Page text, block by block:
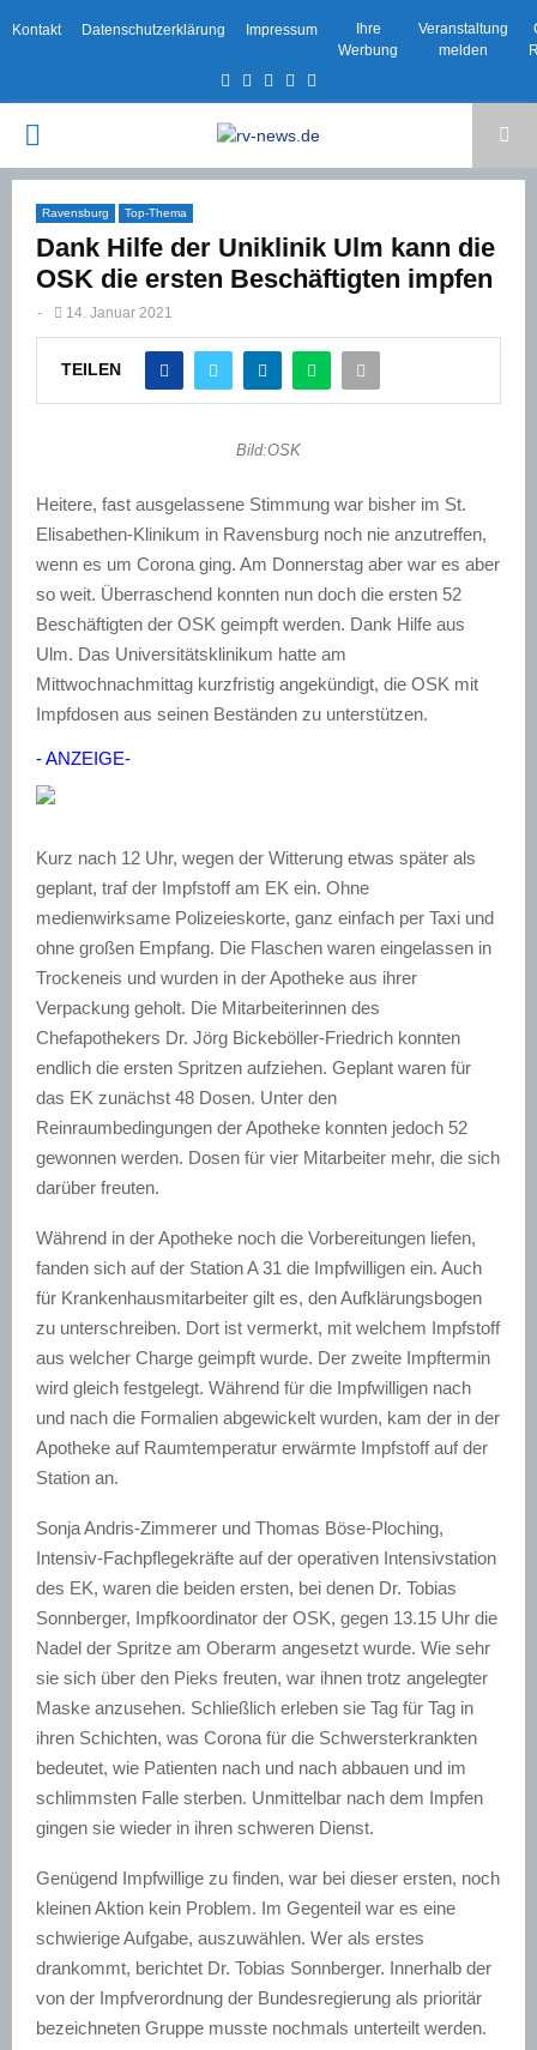
Kontakt Datenschutzerklärung Impressum
Ihre
Werbung
Veranstaltung
melden
Facebook
TwitterInstagram
Email
PRIMARY
MENU
Ravensburg Top-Thema
Dank Hilfe der Uniklinik Ulm kann die
OSK die ersten Beschäftigten impfen
- 14. Januar 2021
TEILEN
Bild:OSK
Heitere, fast ausgelassene Stimmung war bisher im St.
Elisabethen-Klinikum in Ravensburg noch nie anzutreffen,
wenn es um Corona ging. Am Donnerstag aber war es aber
so weit. Überraschend konnten nun doch die ersten 52
Beschäftigten der OSK geimpft werden. Dank Hilfe aus
Ulm. Das Universitätsklinikum hatte am
Mittwochnachmittag kurzfristig angekündigt, die OSK mit
Impfdosen aus seinen Beständen zu unterstützen.
- ANZEIGE-
Kurz nach 12 Uhr, wegen der Witterung etwas später als
geplant, traf der Impfstoff am EK ein. Ohne
medienwirksame Polizeieskorte, ganz einfach per Taxi und
ohne großen Empfang. Die Flaschen waren eingelassen in
Trockeneis und wurden in der Apotheke aus ihrer
Verpackung geholt. Die Mitarbeiterinnen des
Chefapothekers Dr. Jörg Bickeböller-Friedrich konnten
endlich die ersten Spritzen aufziehen. Geplant waren für
das EK zunächst 48 Dosen. Unter den
Reinraumbedingungen der Apotheke konnten jedoch 52
gewonnen werden. Dosen für vier Mitarbeiter mehr, die sich
darüber freuten.
Während in der Apotheke noch die Vorbereitungen liefen,
fanden sich auf der Station A 31 die Impfwilligen ein. Auch
für Krankenhausmitarbeiter gilt es, den Aufklärungsbogen
zu unterschreiben. Dort ist vermerkt, mit welchem Impfstoff
aus welcher Charge geimpft wurde. Der zweite Impftermin
wird gleich festgelegt. Während für die Impfwilligen nach
und nach die Formalien abgewickelt wurden, kam der in der
Apotheke auf Raumtemperatur erwärmte Impfstoff auf der
Station an.
Sonja Andris-Zimmerer und Thomas Böse-Ploching,
Intensiv-Fachpflegekräfte auf der operativen Intensivstation
des EK, waren die beiden ersten, bei denen Dr. Tobias
Sonnberger, Impfkoordinator der OSK, gegen 13.15 Uhr die
Nadel der Spritze am Oberarm angesetzt wurde. Wie sehr
sie sich über den Pieks freuten, war ihnen trotz angelegter
Maske anzusehen. Schließlich erleben sie Tag für Tag in
ihren Schichten, was Corona für die Schwersterkrankten
bedeutet, wie Patienten nach und nach abbauen und im
schlimmsten Falle sterben. Unmittelbar nach dem Impfen
gingen sie wieder in ihren schweren Dienst.
Genügend Impfwillige zu finden, war bei dieser ersten, noch
kleinen Aktion kein Problem. Im Gegenteil war es eine
schwierige Aufgabe, auszuwählen. Wer als erstes
drankommt, berichtet Dr. Tobias Sonnberger. Innerhalb der
von der Impfverordnung der Bundesregierung als prioritär
bezeichneten Gruppe musste nochmals unterteilt werden.